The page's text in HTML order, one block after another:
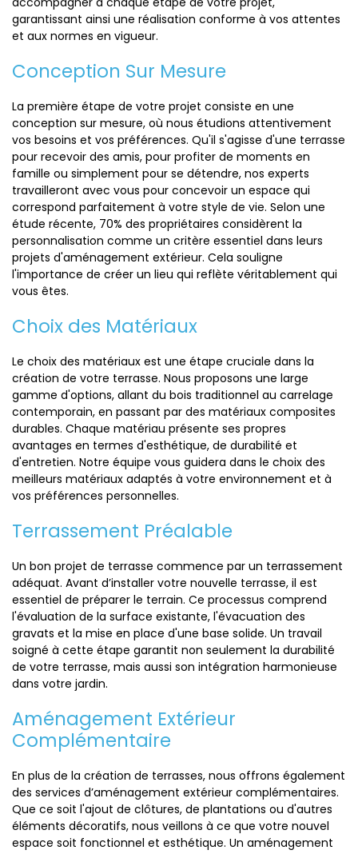
garantissant ainsi une réalisation conforme à vos attentes
et aux normes en vigueur.
Conception Sur Mesure
La première étape de votre projet consiste en une
conception sur mesure, où nous étudions attentivement
vos besoins et vos préférences. Qu'il s'agisse d'une terrasse
pour recevoir des amis, pour profiter de moments en
famille ou simplement pour se détendre, nos experts
travailleront avec vous pour concevoir un espace qui
correspond parfaitement à votre style de vie. Selon une
étude récente, 70% des propriétaires considèrent la
personnalisation comme un critère essentiel dans leurs
projets d'aménagement extérieur. Cela souligne
l'importance de créer un lieu qui reflète véritablement qui
vous êtes.
Choix des Matériaux
Le choix des matériaux est une étape cruciale dans la
création de votre terrasse. Nous proposons une large
gamme d'options, allant du bois traditionnel au carrelage
contemporain, en passant par des matériaux composites
durables. Chaque matériau présente ses propres
avantages en termes d'esthétique, de durabilité et
d'entretien. Notre équipe vous guidera dans le choix des
meilleurs matériaux adaptés à votre environnement et à
vos préférences personnelles.
Terrassement Préalable
Un bon projet de terrasse commence par un terrassement
adéquat. Avant d’installer votre nouvelle terrasse, il est
essentiel de préparer le terrain. Ce processus comprend
l'évaluation de la surface existante, l'évacuation des
gravats et la mise en place d'une base solide. Un travail
soigné à cette étape garantit non seulement la durabilité
de votre terrasse, mais aussi son intégration harmonieuse
dans votre jardin.
Aménagement Extérieur
Complémentaire
En plus de la création de terrasses, nous offrons également
des services d’aménagement extérieur complémentaires.
Que ce soit l'ajout de clôtures, de plantations ou d'autres
éléments décoratifs, nous veillons à ce que votre nouvel
espace soit fonctionnel et esthétique. Un aménagement